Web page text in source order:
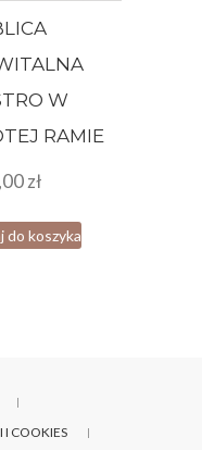
W
RAMIE
zł
do koszyka
I COOKIES